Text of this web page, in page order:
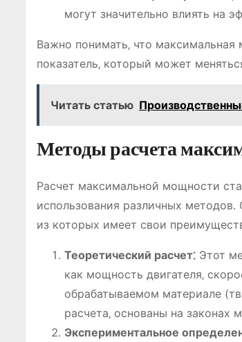
могут значительно влиять на
Важно понимать‚ что
показатель‚ который может
Читать статью
Методы расчета
Расчет максимальной мощности
использования различных
из которых имеет свои
Теоретический расчет⁚ Этот
как мощность двигателя‚
обрабатываемом материале
расчета‚ основаны на законах
Экспериментальное